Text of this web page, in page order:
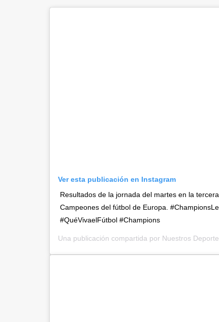
Ver esta publicación en Instagram
Resultados de la jornada del martes en la
Campeones del fútbol de Europa.
#QuéVivaelFútbol #Champions
Una publicación compartida por Nuestros